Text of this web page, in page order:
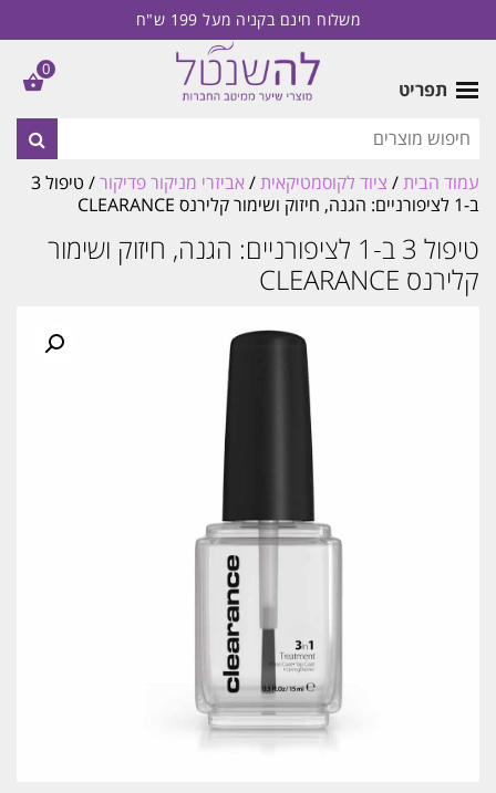
משלוח חינם בקניה מעל 199 ש"ח
תפריט
עמוד הבית/ ציוד לקוסמטיקאית/ אביזרי מניקור פדיקור
/ טיפול 3
ב-1 לציפורניים: הגנה, חיזוק ושימור קלירנס CLEARANCE
טיפול 3 ב-1 לציפורניים: הגנה, חיזוק ושימור
קלירנס CLEARANCE
0